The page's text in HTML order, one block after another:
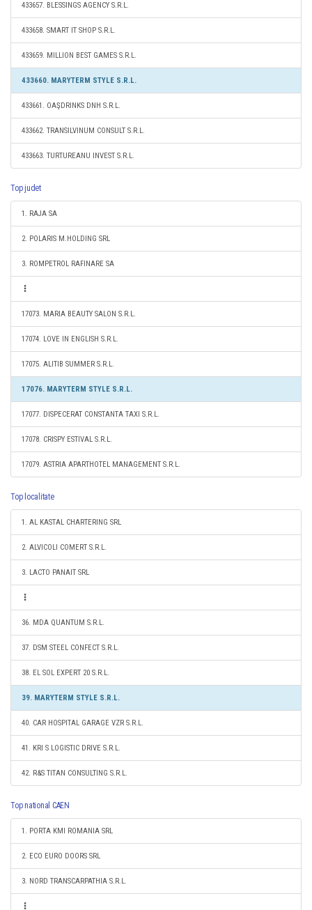
433657. BLESSINGS AGENCY S.R.L.
433658. SMART IT SHOP S.R.L.
433659. MILLION BEST GAMES S.R.L.
433660. MARYTERM STYLE S.R.L.
433661. OAŞDRINKS DNH S.R.L.
433662. TRANSILVINUM CONSULT S.R.L.
433663. TURTUREANU INVEST S.R.L.
Top judet
1. RAJA SA
2. POLARIS M.HOLDING SRL
3. ROMPETROL RAFINARE SA
17073. MARIA BEAUTY SALON S.R.L.
17074. LOVE IN ENGLISH S.R.L.
17075. ALITIB SUMMER S.R.L.
17076. MARYTERM STYLE S.R.L.
17077. DISPECERAT CONSTANTA TAXI S.R.L.
17078. CRISPY ESTIVAL S.R.L.
17079. ASTRIA APARTHOTEL MANAGEMENT S.R.L.
Top localitate
1. AL KASTAL CHARTERING SRL
2. ALVICOLI COMERT S.R.L.
3. LACTO PANAIT SRL
36. MDA QUANTUM S.R.L.
37. DSM STEEL CONFECT S.R.L.
38. EL SOL EXPERT 20 S.R.L.
39. MARYTERM STYLE S.R.L.
40. CAR HOSPITAL GARAGE VZR S.R.L.
41. KRI S LOGISTIC DRIVE S.R.L.
42. R&S TITAN CONSULTING S.R.L.
Top national CAEN
1. PORTA KMI ROMANIA SRL
2. ECO EURO DOORS SRL
3. NORD TRANSCARPATHIA S.R.L.